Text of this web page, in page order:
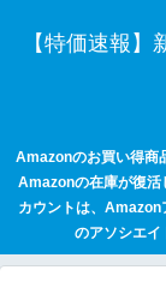
【特価速報
Amazonのお買い得商
Amazonの在庫が復活
カウントは、
のアソシエイ